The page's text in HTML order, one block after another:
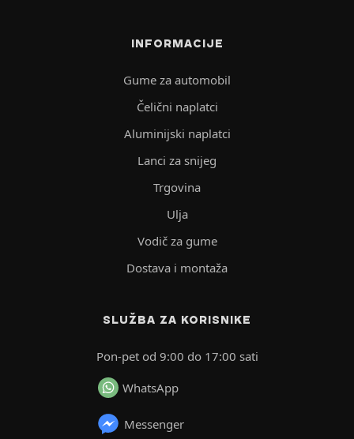
INFORMACIJE
Gume za automobil
Čelični naplatci
Aluminijski naplatci
Lanci za snijeg
Trgovina
Ulja
Vodič za gume
Dostava i montaža
SLUŽBA ZA KORISNIKE
Pon-pet od 9:00 do 17:00 sati
WhatsApp
Messenger